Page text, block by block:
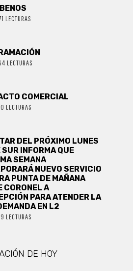
LECTURAS
LECTURAS
COMERCIAL
LECTURAS
DEL PRÓXIMO LUNES
SUR INFORMA QUE
SEMANA
NUEVO SERVICIO
PUNTA DE MAÑANA
CORONEL A
PARA ATENDER LA
EN L2
LECTURAS
DE HOY